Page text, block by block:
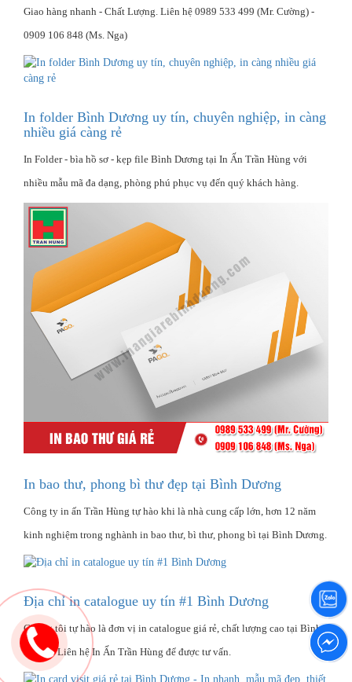
Giao hàng nhanh - Chất Lượng‎. Liên hệ 0989 533 499 (Mr. Cường) -
0909 106 848 (Ms. Nga)
In folder Bình Dương uy tín, chuyên nghiệp, in càng
nhiều giá càng rẻ
In Folder - bìa hồ sơ - kẹp file Bình Dương tại In Ấn Trần Hùng với
nhiều mẫu mã đa dạng, phòng phú phục vụ đến quý khách hàng.
In bao thư, phong bì thư đẹp tại Bình Dương
Công ty in ấn Trần Hùng tự hào khi là nhà cung cấp lớn, hơn 12 năm
kinh nghiệm trong nghành in bao thư, bì thư, phong bì tại Bình Dương.
Địa chỉ in catalogue uy tín #1 Bình Dương
Chúng tôi tự hào là đơn vị in catalogue giá rẻ, chất lượng cao tại Bình
Dương. Liên hệ In Ấn Trần Hùng để được tư vấn.